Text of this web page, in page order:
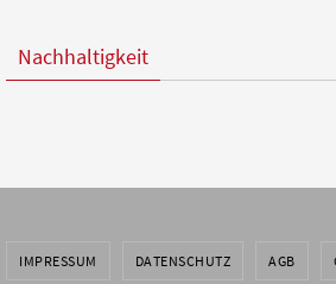
Nachhaltigkeit
IMPRESSUM DATENSCHUTZ AGB